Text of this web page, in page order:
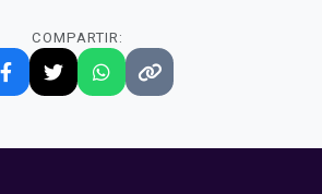
COMPARTIR: